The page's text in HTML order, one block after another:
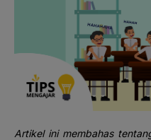
Artikel ini membahas